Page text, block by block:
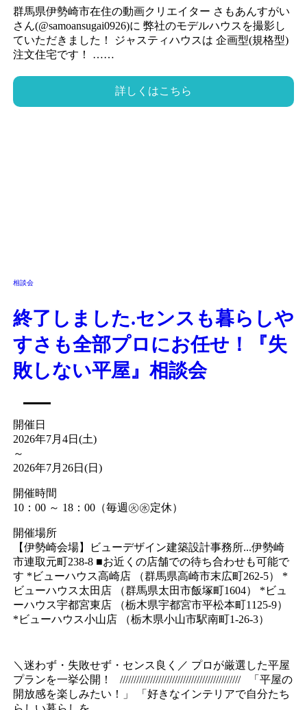
群馬県伊勢崎市在住の動画クリエイター さもあんすがい
さん(@samoansugai0926)に 弊社のモデルハウスを撮影し
ていただきました！ ジャスティハウスは 企画型(規格型)
注文住宅です！ ……
詳しくはこちら
相談会
終了しました.センスも暮らしや
すさも全部プロにお任せ！『失
敗しない平屋』相談会
開催日
2026年7月4日(土)
～
2026年7月26日(日)
開催時間
10：00 ～ 18：00（毎週㊋㊌定休）
開催場所
【伊勢崎会場】ビューデザイン建築設計事務所...伊勢崎
市連取元町238-8 ■お近くの店舗での待ち合わせも可能で
す *ビューハウス高崎店 （群馬県高崎市末広町262-5） *
ビューハウス太田店 （群馬県太田市飯塚町1604） *ビュ
ーハウス宇都宮東店 （栃木県宇都宮市平松本町1125-9）
*ビューハウス小山店 （栃木県小山市駅南町1-26-3）
＼迷わず・失敗せず・センス良く／ プロが厳選した平屋
プランを一挙公開！ //////////////////////////////////////////// 「平屋の
開放感を楽しみたい！」 「好きなインテリアで自分たち